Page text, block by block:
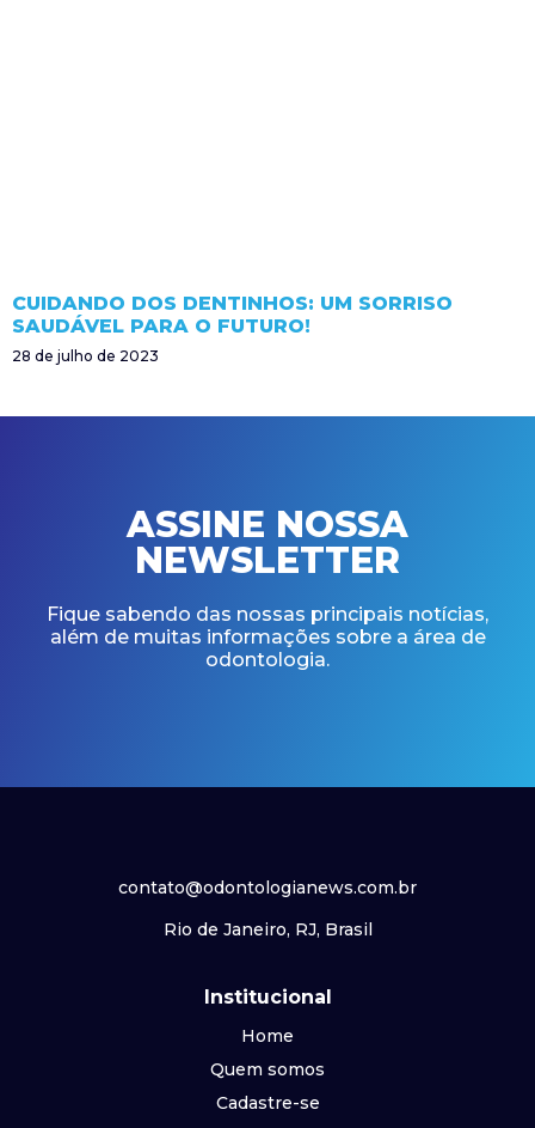
CUIDANDO DOS DENTINHOS: UM SORRISO
SAUDÁVEL PARA O FUTURO!
28 de julho de 2023
ASSINE NOSSA
NEWSLETTER
Fique sabendo das nossas principais notícias,
além de muitas informações sobre a área de
odontologia.
contato@odontologianews.com.br
Rio de Janeiro, RJ, Brasil
Institucional
Home
Quem somos
Cadastre-se